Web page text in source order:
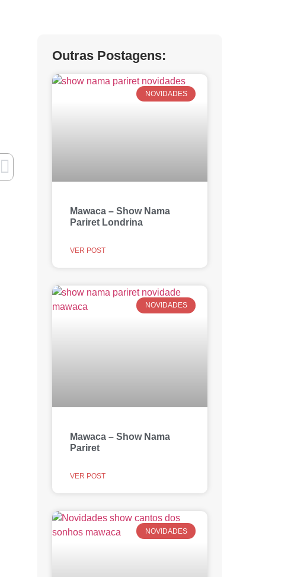
Outras Postagens:
NOVIDADES
Mawaca – Show Nama
Pariret Londrina
VER POST
NOVIDADES
Mawaca – Show Nama
Pariret
VER POST
NOVIDADES